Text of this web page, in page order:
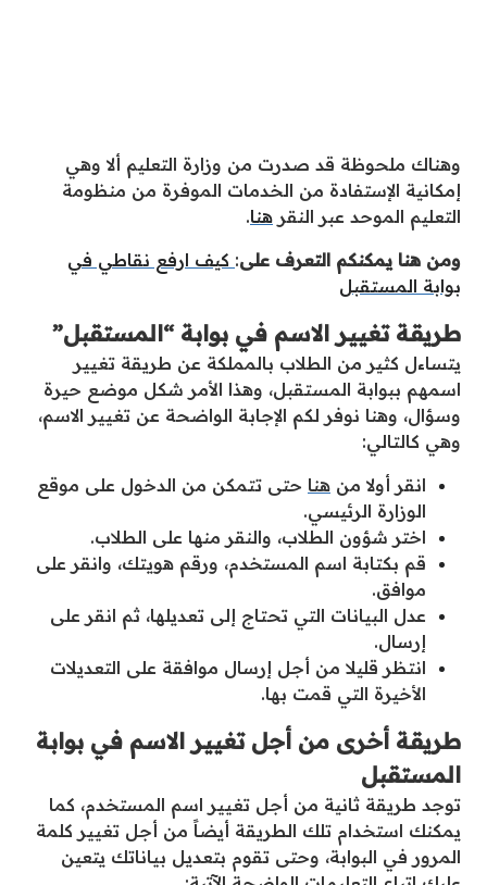
وهناك ملحوظة قد صدرت من وزارة التعليم ألا وهي
إمكانية الإستفادة من الخدمات الموفرة من منظومة
التعليم الموحد عبر النقر هنا.
ومن هنا يمكنكم التعرف على: كيف ارفع نقاطي في
بوابة المستقبل
طريقة تغيير الاسم في بوابة “المستقبل”
يتساءل كثير من الطلاب بالمملكة عن طريقة تغيير
اسمهم ببوابة المستقبل، وهذا الأمر شكل موضع حيرة
وسؤال، وهنا نوفر لكم الإجابة الواضحة عن تغيير الاسم،
وهي كالتالي:
انقر أولا من هنا حتى تتمكن من الدخول على موقع
الوزارة الرئيسي.
اختر شؤون الطلاب، والنقر منها على الطلاب.
قم بكتابة اسم المستخدم، ورقم هويتك، وانقر على
موافق.
عدل البيانات التي تحتاج إلى تعديلها، ثم انقر على
إرسال.
انتظر قليلا من أجل إرسال موافقة على التعديلات
الأخيرة التي قمت بها.
طريقة أخرى من أجل تغيير الاسم في بوابة
المستقبل
توجد طريقة ثانية من أجل تغيير اسم المستخدم، كما
يمكنك استخدام تلك الطريقة أيضاً من أجل تغيير كلمة
المرور في البوابة، وحتى تقوم بتعديل بياناتك يتعين